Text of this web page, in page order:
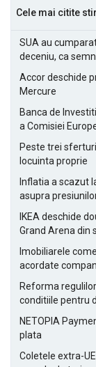
Cele mai citite
SUA au
deceniu, ca
Accor deschide
Mercure
Banca de
a Comisiei
Peste trei
locuinta proprie
Inflatia a scazut
asupra
IKEA deschide
Grand Arena din
Imobiliarele
acordate
Reforma
conditiile pentru
NETOPIA
plata
Coletele extra-